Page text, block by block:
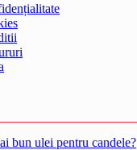
bun ulei pentru candele?